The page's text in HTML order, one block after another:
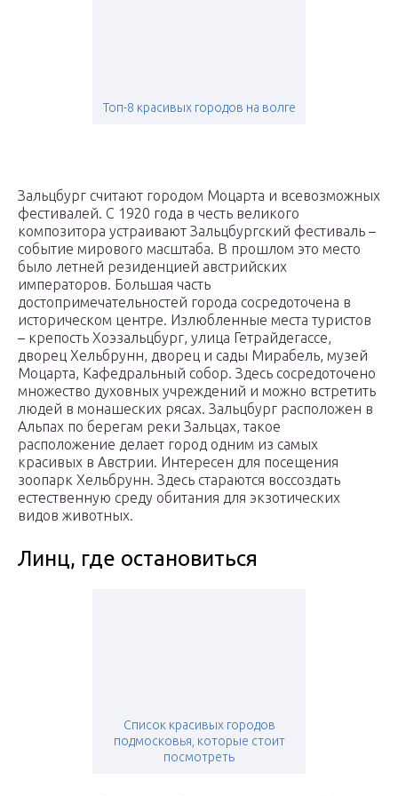
Топ-8 красивых городов на волге
Зальцбург считают городом Моцарта и всевозможных
фестивалей. С 1920 года в честь великого
композитора устраивают Зальцбургский фестиваль –
событие мирового масштаба. В прошлом это место
было летней резиденцией австрийских
императоров. Большая часть
достопримечательностей города сосредоточена в
историческом центре. Излюбленные места туристов
– крепость Хоэзальцбург, улица Гетрайдегассе,
дворец Хельбрунн, дворец и сады Мирабель, музей
Моцарта, Кафедральный собор. Здесь сосредоточено
множество духовных учреждений и можно встретить
людей в монашеских рясах. Зальцбург расположен в
Альпах по берегам реки Зальцах, такое
расположение делает город одним из самых
красивых в Австрии. Интересен для посещения
зоопарк Хельбрунн. Здесь стараются воссоздать
естественную среду обитания для экзотических
видов животных.
Линц, где остановиться
Список красивых городов
подмосковья, которые стоит
посмотреть